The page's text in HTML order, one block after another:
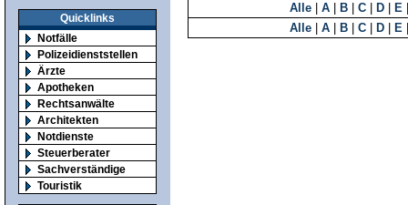
Quicklinks
Notfälle
Polizeidienststellen
Ärzte
Apotheken
Rechtsanwälte
Architekten
Notdienste
Steuerberater
Sachverständige
Touristik
Alle A B C D E
Alle
A B C D E